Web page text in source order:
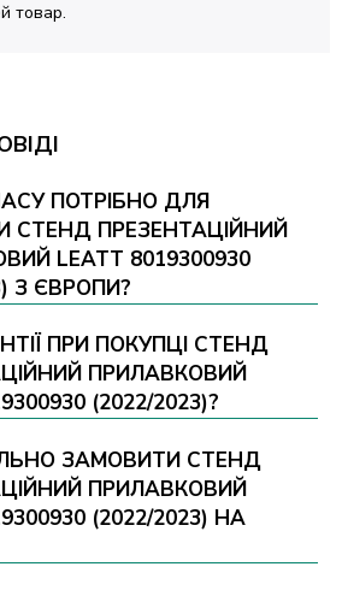
товар.
ПОТРІБНО ДЛЯ
СТЕНД ПРЕЗЕНТАЦІЙНИЙ
LEATT 8019300930
З ЄВРОПИ?
ПРИ ПОКУПЦІ СТЕНД
ПРИЛАВКОВИЙ
(2022/2023)?
ЗАМОВИТИ СТЕНД
ПРИЛАВКОВИЙ
(2022/2023) НА